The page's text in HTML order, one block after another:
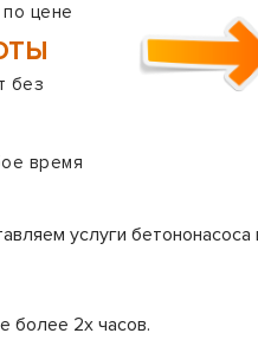
цене
без
время
услуги
более 2х часов.